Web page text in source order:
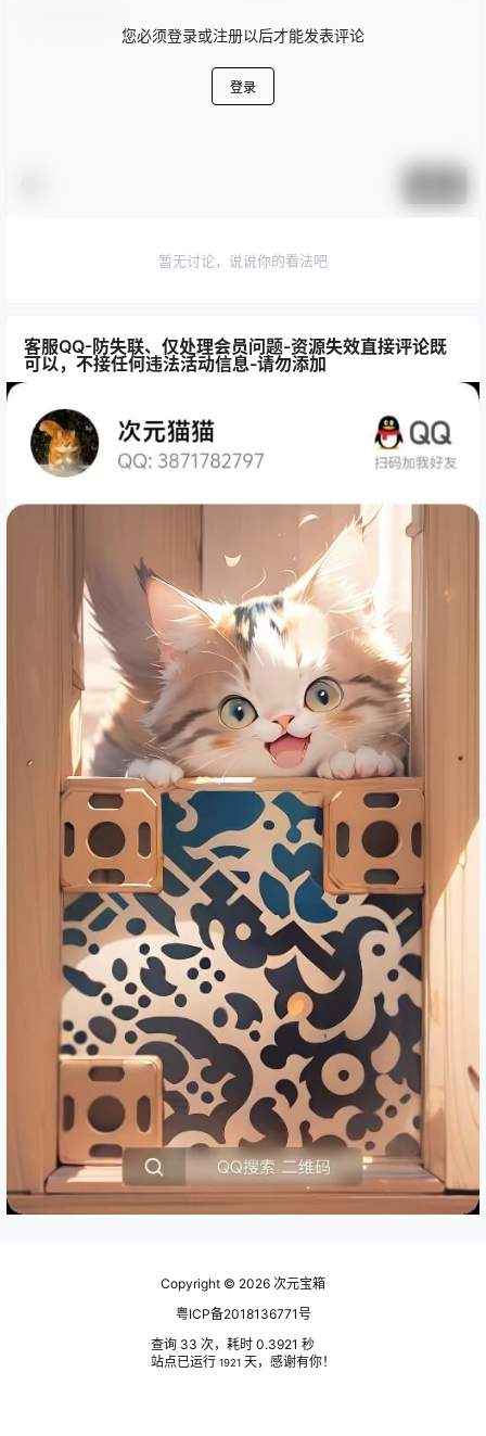
您必须登录或注册以后才能发表评论
登录
暂无讨论，说说你的看法吧
客服QQ-防失联、仅处理会员问题-资源失效直接评论既
可以，不接任何违法活动信息-请勿添加
Copyright © 2026 次元宝箱
粤ICP备2018136771号
查询 33 次，耗时 0.3921 秒
站点已运行 1921 天，感谢有你！